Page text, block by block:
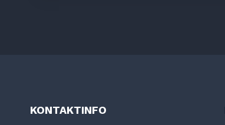
KONTAKTINFO